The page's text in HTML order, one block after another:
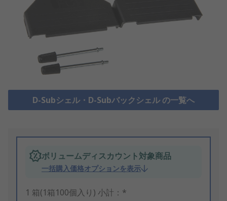
D-Subシェル・D-Subバックシェル の一覧へ
ボリュームディスカウント対象商品
一括購入価格オプションを表示
1 箱(1箱100個入り) 小計：*